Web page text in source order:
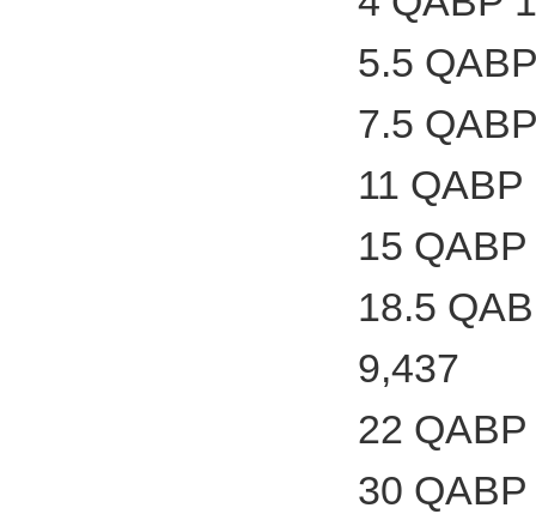
5.5
7.5
11
15
18.5
9,437
22
30